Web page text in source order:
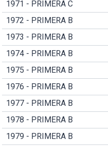
1971 - PRIMERA C
1972 - PRIMERA B
1973 - PRIMERA B
1974 - PRIMERA B
1975 - PRIMERA B
1976 - PRIMERA B
1977 - PRIMERA B
1978 - PRIMERA B
1979 - PRIMERA B